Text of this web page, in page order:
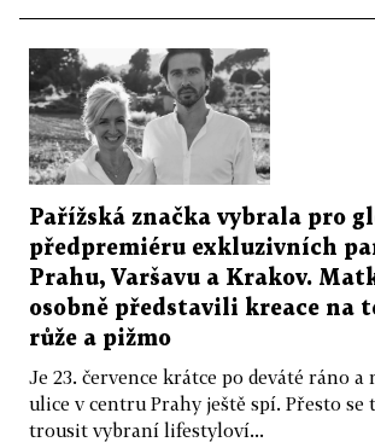
Pařížská značka vybrala pro
předpremiéru exkluzivních
Prahu, Varšavu a Krakov.
osobně představili kreace na
růže a pižmo
Je 23. července krátce po deváté ráno a
ulice v centru Prahy ještě spí. Přesto se
trousit vybraní lifestyloví...